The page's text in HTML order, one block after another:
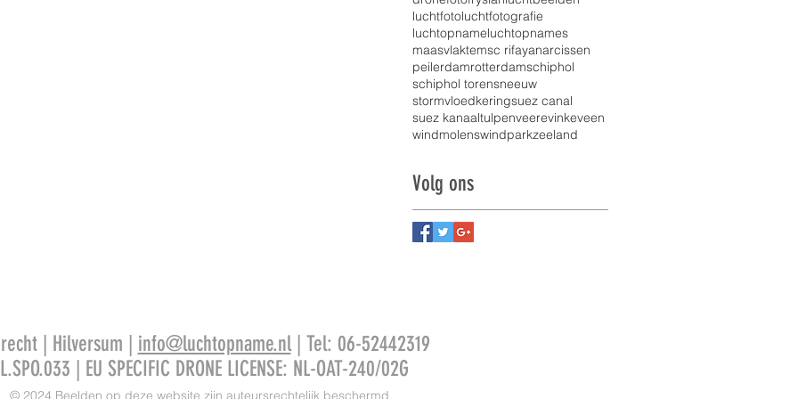
luchtfotoluchtfotografie
luchtopnameluchtopnames
maasvlaktemsc rifayanarcissen
peilerdamrotterdamschiphol
schiphol torensneeuw
stormvloedkeringsuez canal
suez kanaaltulpenveerevinkeveen
windmolenswindparkzeeland
Volg ons
| Hilversum | info@luchtopname.nl| Tel: 06-52442319
| EU SPECIFIC DRONE LICENSE: NL-OAT-240/02G
© 2024 Beelden op deze website zijn auteursrechtelijk beschermd